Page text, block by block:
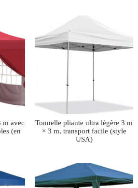
m avec
(en
Tonnelle pliante ultra légère 3 m
× 3 m, transport facile (style
USA)